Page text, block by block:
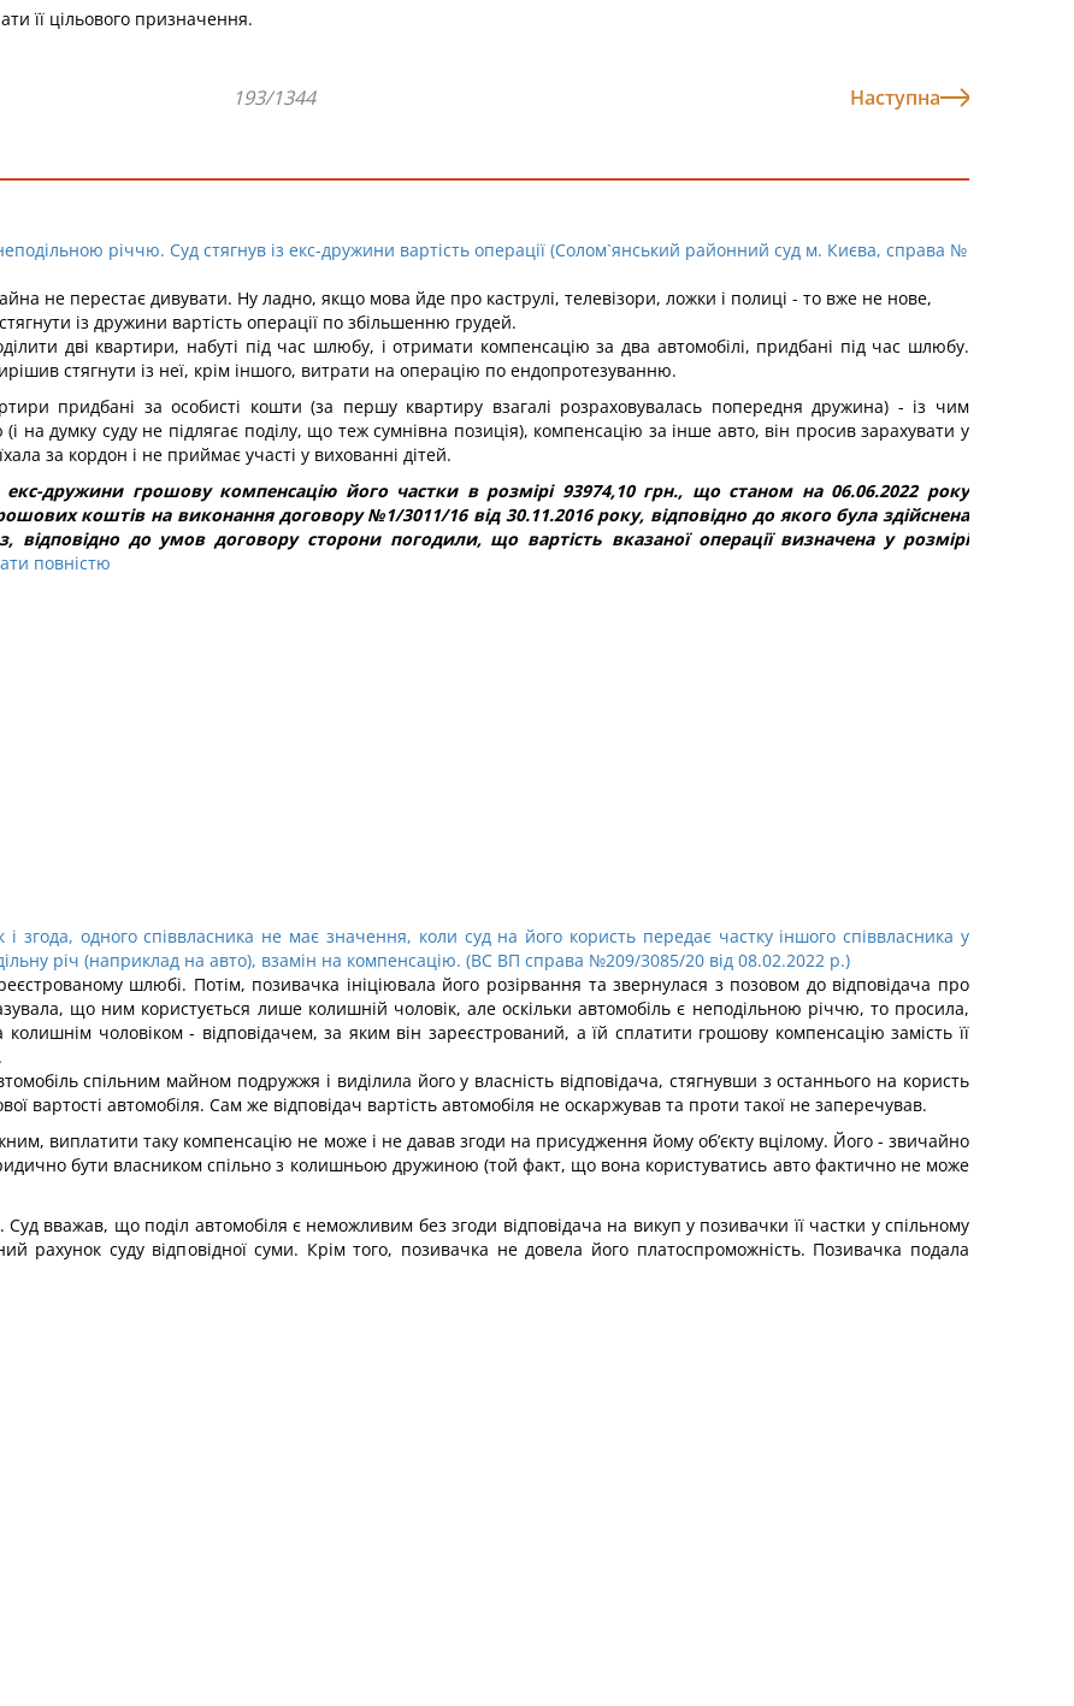
її цільового призначення.
193/1344 Наступна
річчю. Суд стягнув із екс-дружини вартість операції (Солом`янський районний суд м. Києва, справа №
не перестає дивувати. Ну ладно, якщо мова йде про каструлі, телевізори, ложки і полиці - то вже не нове,
із дружини вартість операції по збільшенню грудей.
дві квартири, набуті під час шлюбу, і отримати компенсацію за два автомобілі, придбані під час шлюбу.
стягнути із неї, крім іншого, витрати на операцію по ендопротезуванню.
придбані за особисті кошти (за першу квартиру взагалі розраховувалась попередня дружина) - із чим
на думку суду не підлягає поділу, що теж сумнівна позиція), компенсацію за інше авто, він просив зарахувати у
за кордон і не приймає участі у вихованні дітей.
екс-дружини грошову компенсацію його частки в розмірі 93974,10 грн., що станом на 06.06.2022 року
коштів на виконання договору №1/3011/16 від 30.11.2016 року, відповідно до якого була здійснена
відповідно до умов договору сторони погодили, що вартість вказаної операції визначена у розмірі
повністю
і згода, одного співвласника не має значення, коли суд на його користь передає частку іншого співвласника у
річ (наприклад на авто), взамін на компенсацію. (ВС ВП справа №209/3085/20 від 08.02.2022 р.)
шлюбі. Потім, позивачка ініціювала його розірвання та звернулася з позовом до відповідача про
що ним користується лише колишній чоловік, але оскільки автомобіль є неподільною річчю, то просила,
чоловіком - відповідачем, за яким він зареєстрований, а їй сплатити грошову компенсацію замість її
спільним майном подружжя і виділила його у власність відповідача, стягнувши з останнього на користь
вартості автомобіля. Сам же відповідач вартість автомобіля не оскаржував та проти такої не заперечував.
виплатити таку компенсацію не може і не давав згоди на присудження йому об’єкту вцілому. Його - звичайно
бути власником спільно з колишньою дружиною (той факт, що вона користуватись авто фактично не може
вважав, що поділ автомобіля є неможливим без згоди відповідача на викуп у позивачки її частки у спільному
рахунок суду відповідної суми. Крім того, позивачка не довела його платоспроможність. Позивачка подала